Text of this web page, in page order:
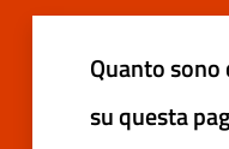
Quanto
su questa